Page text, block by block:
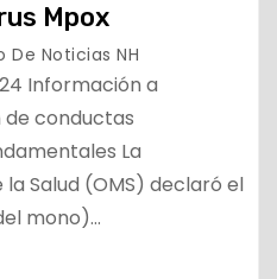
Mpox
De Noticias NH
Información a
conductas
La
Salud (OMS) declaró el
mono)…